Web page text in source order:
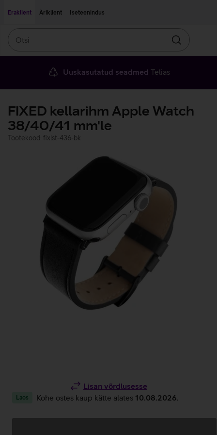
Eraklient
Äriklient Iseteenindus
Otsin
Uuskasutatud seadmed Telias
FIXED kellarihm Apple Watch
38/40/41 mm'le
Tootekood: fixlst-436-bk
Lisan võrdlusesse
Laos Kohe ostes kaup kätte alates 10.08.2026